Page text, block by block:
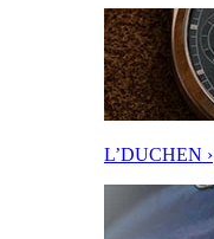
L’DUCHEN ›